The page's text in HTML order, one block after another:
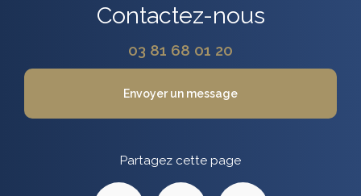
Contactez-nous
03 81 68 01 20
Envoyer un message
Partagez cette page
Facebook